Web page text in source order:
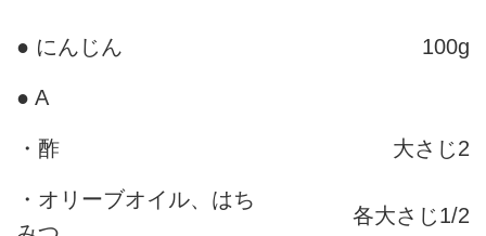
● にんじん 100g
● A
・酢 大さじ2
・オリーブオイル、はち
各大さじ1/2